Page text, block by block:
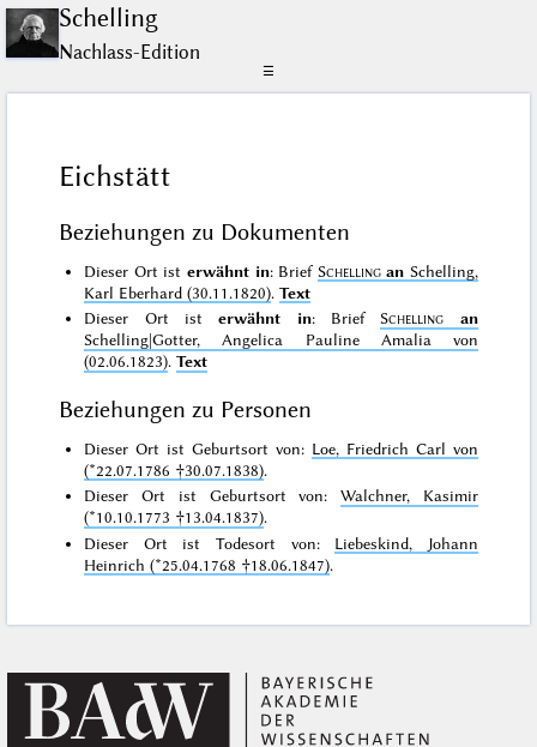
Schelling
Nachlass-Edition
☰
Eichstätt
Beziehungen zu Dokumenten
Dieser Ort ist erwähnt in: Brief Schelling an Schelling,
Karl Eberhard (30.11.1820).Text
Dieser Ort isterwähnt in: BriefSchelling
an
Schelling|Gotter, Angelica Pauline Amalia von
(02.06.1823).Text
Beziehungen zu Personen
Dieser Ort ist Geburtsort von: Loe, Friedrich Carl von
(*22.07.1786 †30.07.1838).
Dieser Ort ist Geburtsort von: Walchner, Kasimir
(*10.10.1773 †13.04.1837).
Dieser Ort ist Todesort von: Liebeskind, Johann
Heinrich (*25.04.1768 †18.06.1847).